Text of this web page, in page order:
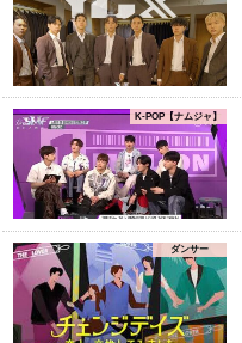
K-POP【ナムジャ】
ダンサー